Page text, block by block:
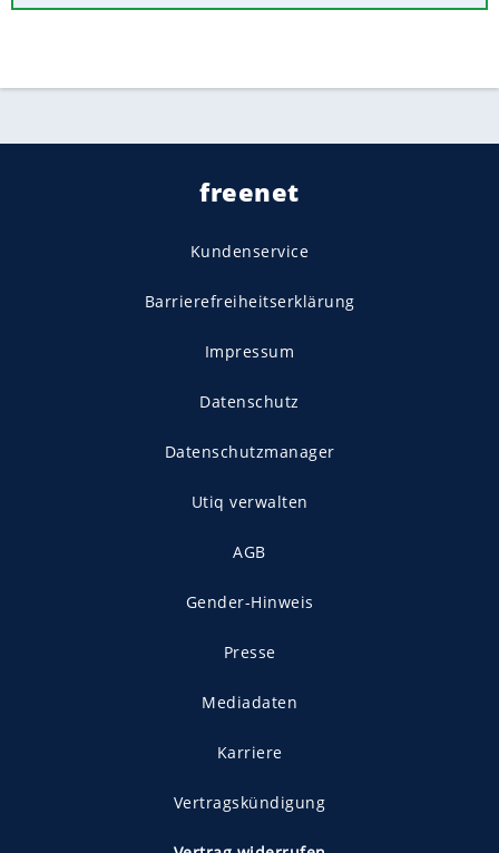
freenet
Kundenservice
Barrierefreiheitserklärung
Impressum
Datenschutz
Datenschutzmanager
Utiq verwalten
AGB
Gender-Hinweis
Presse
Mediadaten
Karriere
Vertragskündigung